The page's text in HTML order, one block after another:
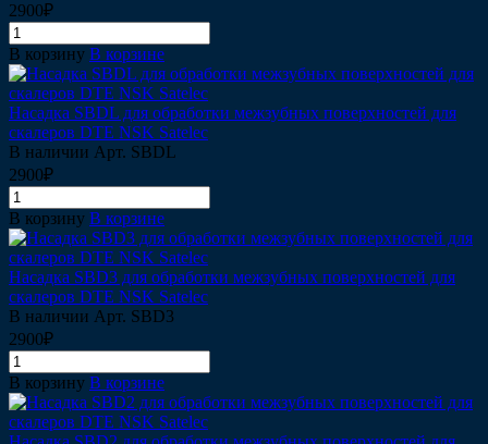
2900₽
В корзину В корзине
Насадка SBDL для обработки межзубных поверхностей для
скалеров DTE NSK Satelec
В наличии Арт. SBDL
2900₽
В корзину В корзине
Насадка SBD3 для обработки межзубных поверхностей для
скалеров DTE NSK Satelec
В наличии Арт. SBD3
2900₽
В корзину В корзине